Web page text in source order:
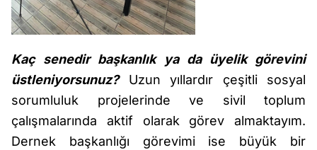
Kaç senedir başkanlık ya da üyelik görevini
üstleniyorsunuz?Uzun yıllardır çeşitli sosyal
sorumluluk projelerinde ve sivil toplum
çalışmalarında aktif olarak görev almaktayım.
Dernek başkanlığı görevimi ise büyük bir